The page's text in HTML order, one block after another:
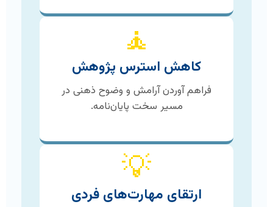
🧘
کاهش استرس پژوهش
فراهم آوردن آرامش و وضوح ذهنی در
مسیر سخت پایان‌نامه.
💡
ارتقای مهارت‌های فردی